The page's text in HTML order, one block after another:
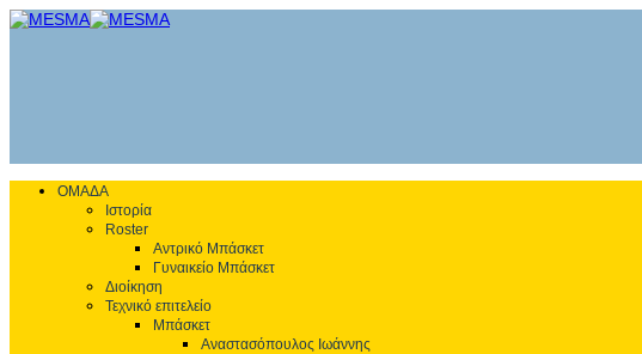
ΟΜΑΔΑ
Ιστορία
Roster
Αντρικό Μπάσκετ
Γυναικείο Μπάσκετ
Διοίκηση
Τεχνικό επιτελείο
Μπάσκετ
Αναστασόπουλος Ιωάννης